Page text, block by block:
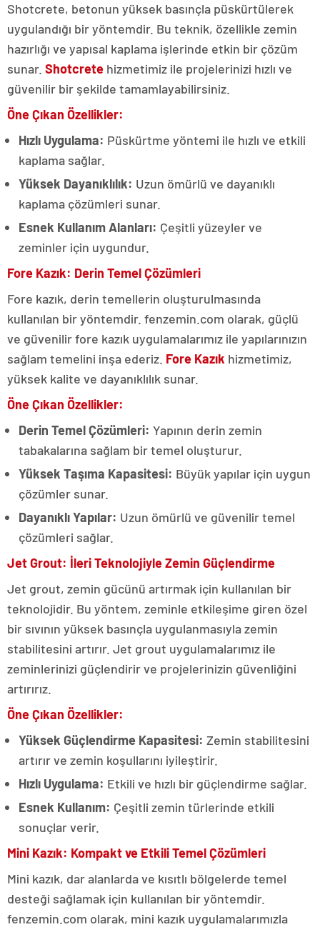
Shotcrete, betonun yüksek basınçla püskürtülerek
uygulandığı bir yöntemdir. Bu teknik, özellikle zemin
hazırlığı ve yapısal kaplama işlerinde etkin bir çözüm
sunar. Shotcrete hizmetimiz ile projelerinizi hızlı ve
güvenilir bir şekilde tamamlayabilirsiniz.
Öne Çıkan Özellikler:
Hızlı Uygulama: Püskürtme yöntemi ile hızlı ve etkili
kaplama sağlar.
Yüksek Dayanıklılık: Uzun ömürlü ve dayanıklı
kaplama çözümleri sunar.
Esnek Kullanım Alanları: Çeşitli yüzeyler ve
zeminler için uygundur.
Fore Kazık: Derin Temel Çözümleri
Fore kazık, derin temellerin oluşturulmasında
kullanılan bir yöntemdir. fenzemin.com olarak, güçlü
ve güvenilir fore kazık uygulamalarımız ile yapılarınızın
sağlam temelini inşa ederiz. Fore Kazık hizmetimiz,
yüksek kalite ve dayanıklılık sunar.
Öne Çıkan Özellikler:
Derin Temel Çözümleri: Yapının derin zemin
tabakalarına sağlam bir temel oluşturur.
Yüksek Taşıma Kapasitesi: Büyük yapılar için uygun
çözümler sunar.
Dayanıklı Yapılar: Uzun ömürlü ve güvenilir temel
çözümleri sağlar.
Jet Grout: İleri Teknolojiyle Zemin Güçlendirme
Jet grout, zemin gücünü artırmak için kullanılan bir
teknolojidir. Bu yöntem, zeminle etkileşime giren özel
bir sıvının yüksek basınçla uygulanmasıyla zemin
stabilitesini artırır. Jet grout uygulamalarımız ile
zeminlerinizi güçlendirir ve projelerinizin güvenliğini
artırırız.
Öne Çıkan Özellikler:
Yüksek Güçlendirme Kapasitesi: Zemin stabilitesini
artırır ve zemin koşullarını iyileştirir.
Hızlı Uygulama: Etkili ve hızlı bir güçlendirme sağlar.
Esnek Kullanım: Çeşitli zemin türlerinde etkili
sonuçlar verir.
Mini Kazık: Kompakt ve Etkili Temel Çözümleri
Mini kazık, dar alanlarda ve kısıtlı bölgelerde temel
desteği sağlamak için kullanılan bir yöntemdir.
fenzemin.com olarak, mini kazık uygulamalarımızla